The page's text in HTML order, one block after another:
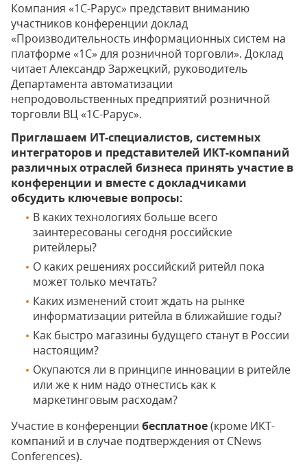
Компания «1С-Рарус» представит вниманию
участников конференции доклад
«Производительность информационных систем на
платформе «1С» для розничной торговли». Доклад
читает Александр Заржецкий, руководитель
Департамента автоматизации
непродовольственных предприятий розничной
торговли ВЦ «1С-Рарус».
Приглашаем ИТ-специалистов, системных
интеграторов и представителей ИКТ-компаний
различных отраслей бизнеса принять участие в
конференции и вместе с докладчиками
обсудить ключевые вопросы:
В каких технологиях больше всего
заинтересованы сегодня российские
ритейлеры?
О каких решениях российский ритейл пока
может только мечтать?
Каких изменений стоит ждать на рынке
информатизации ритейла в ближайшие годы?
Как быстро магазины будущего станут в России
настоящим?
Окупаются ли в принципе инновации в ритейле
или же к ним надо отнестись как к
маркетинговым расходам?
Участие в конференции бесплатное(кроме ИКТ-
компаний и в случае подтверждения от CNews
Conferences).